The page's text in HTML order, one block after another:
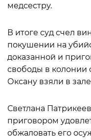
медсестру.
В итоге суд счел
покушении на
доказанной и
свободы в колонии
Оксану взяли в
Светлана
приговором
обжаловать его